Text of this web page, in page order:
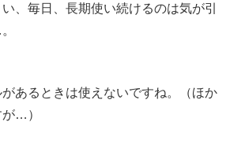
、毎日、長期使い続けるのは気が引
あるときは使えないですね。（ほか
…）